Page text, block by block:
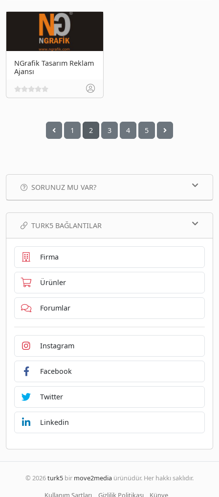
NGrafik Tasarım Reklam
Ajansı
1 2 3 4 5
SORUNUZ MU VAR?
TURK5 BAĞLANTILAR
Firma
Ürünler
Forumlar
Instagram
Facebook
Twitter
Linkedin
© 2026turk5 bir move2media ürünüdür. Her hakkı saklıdır.
Kullanım Şartları
Gizlilik Politikası Künye